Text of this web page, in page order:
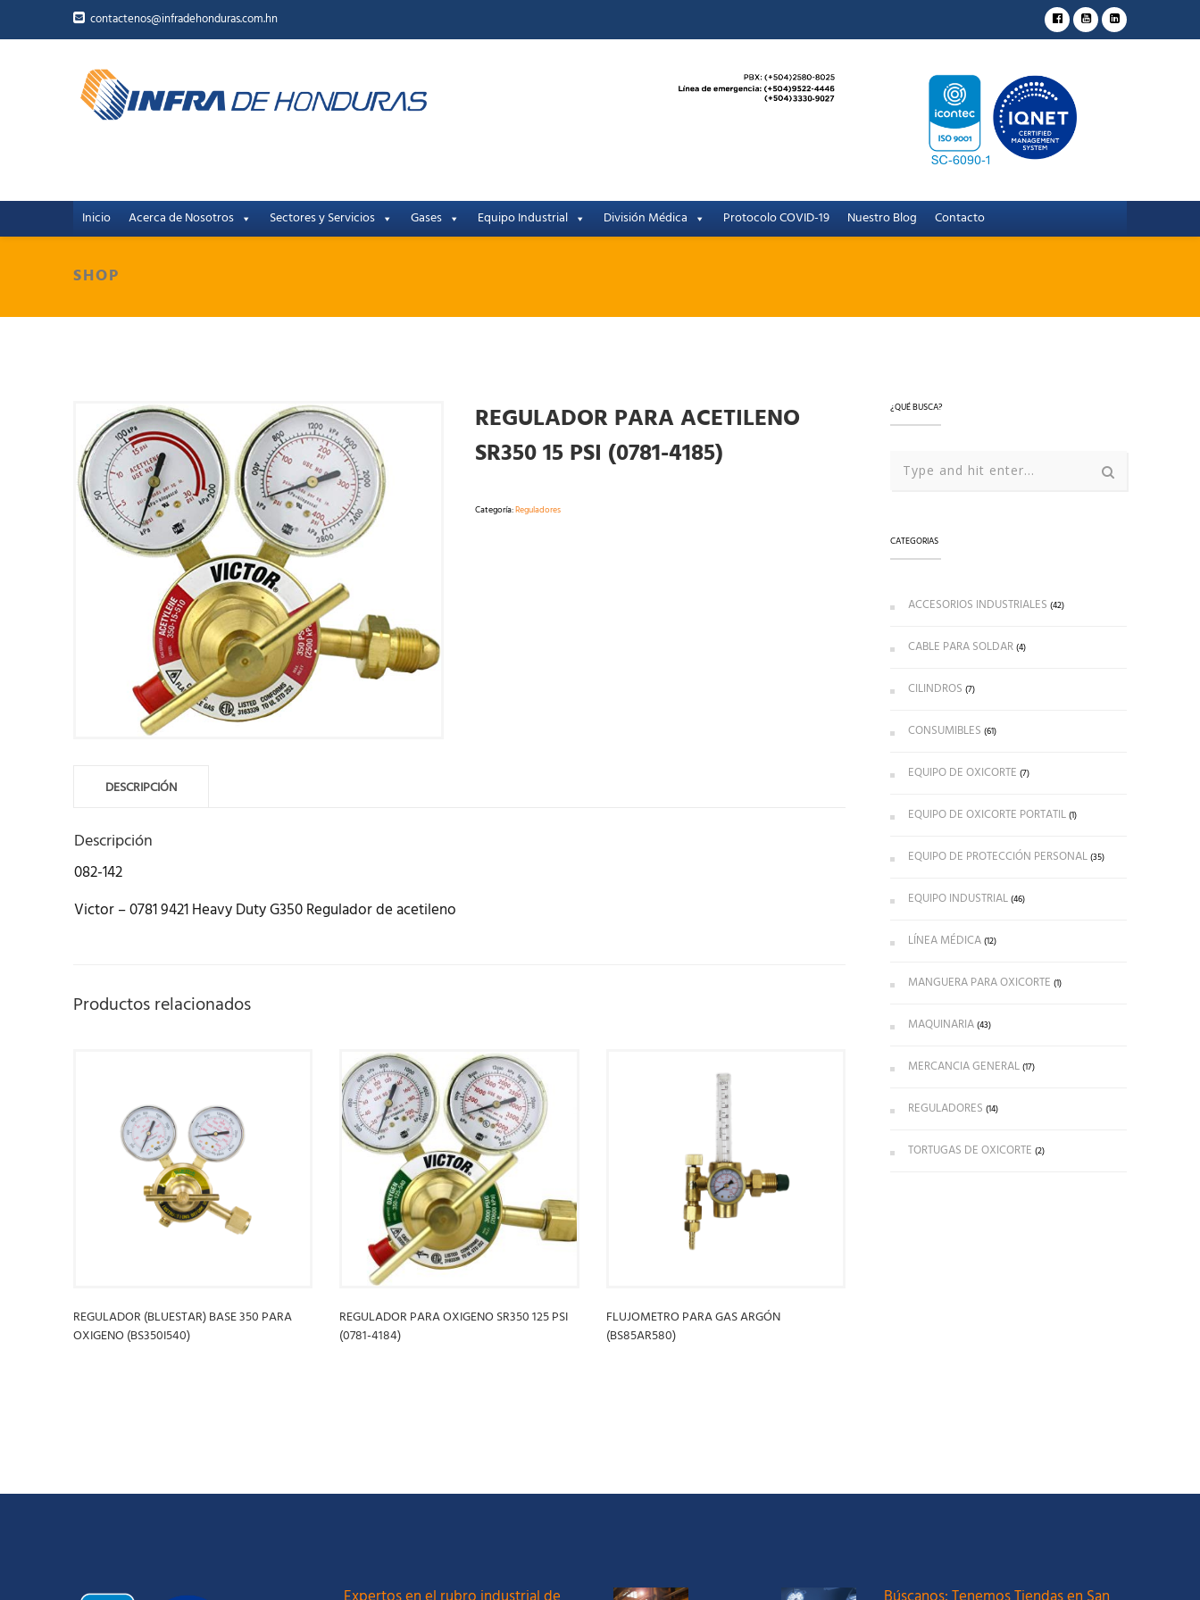
contactenos@infradehonduras.com.hn
Inicio Acerca de Nosotros Sectores y Servicios Gases Equipo Industrial División Médica Protocolo COVID-19 Nuestro Blog Contacto
SHOP
REGULADOR PARA ACETILENO
SR350 15 PSI (0781-4185)
Categoría:Reguladores
DESCRIPCIÓN
Descripción
082-142
Victor – 0781 9421 Heavy Duty G350 Regulador de acetileno
Productos relacionados
REGULADOR (BLUESTAR) BASE 350 PARA
OXIGENO (BS350I540)
REGULADOR PARA OXIGENO SR350 125 PSI
(0781-4184)
FLUJOMETRO PARA GAS ARGÓN
(BS85AR580)
¿QUÉ BUSCA?
CATEGORIAS
ACCESORIOS INDUSTRIALES (42)
CABLE PARA SOLDAR(4)
CILINDROS (7)
CONSUMIBLES (61)
EQUIPO DE OXICORTE (7)
EQUIPO DE OXICORTE PORTATIL(1)
EQUIPO DE PROTECCIÓN PERSONAL(35)
EQUIPO INDUSTRIAL(46)
LÍNEA MÉDICA(12)
MANGUERA PARA OXICORTE (1)
MAQUINARIA(43)
MERCANCIA GENERAL(17)
REGULADORES (14)
TORTUGAS DE OXICORTE (2)